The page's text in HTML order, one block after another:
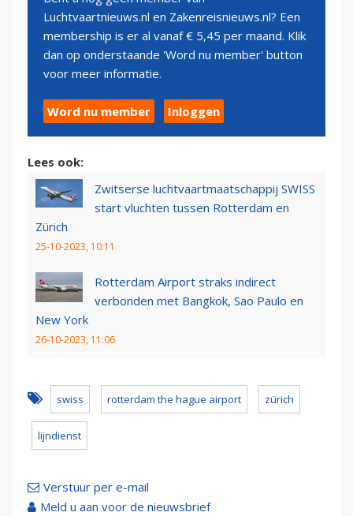
Luchtvaartnieuws.nl en Zakenreisnieuws.nl? Een
membership is er al vanaf € 5,45 per maand. Klik
dan op onderstaande 'Word nu member' button
voor meer informatie.
Word nu member Inloggen
Lees ook:
Zwitserse luchtvaartmaatschappij SWISS
start vluchten tussen Rotterdam en
Zürich
25-10-2023, 10:11
Rotterdam Airport straks indirect
verbonden met Bangkok, Sao Paulo en
New York
26-10-2023, 11:06
swiss rotterdam the hague airport zürich
lijndienst
Verstuur per e-mail
Meld u aan voor de nieuwsbrief